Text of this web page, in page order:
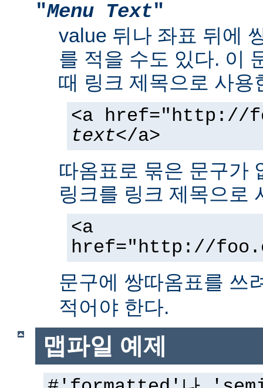
"Menu Text"
value 뒤나 좌표 뒤에
를 적을 수도 있다. 이
때 링크 제목으로 사용
<a href="http://
text</a>
따옴표로 묶은 문구가
링크를 링크 제목으로
<a
href="http://
문구에 쌍따옴표를 쓰
적어야 한다.
맵파일 예제